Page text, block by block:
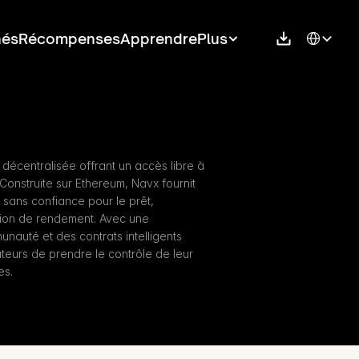
RécompensesApprendrePlus Select
offrant un accès libre à
sur Ethereum, Navx fournit
confiance pour le prêt,
de rendement. Avec une
et des contrats intelligents
de prendre le contrôle de leur